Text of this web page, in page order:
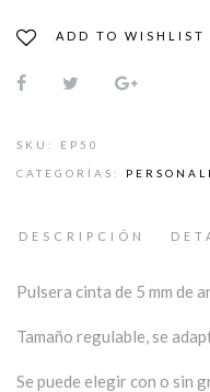
ADD TO WISHLIST
SKU: EP50
CATEGORÍAS:
DESCRIPCIÓN
Pulsera cinta de 5 mm de
Tamaño regulable, se
Se puede elegir con o sin